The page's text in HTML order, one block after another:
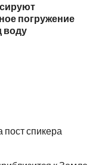
погружение
воду
спикера